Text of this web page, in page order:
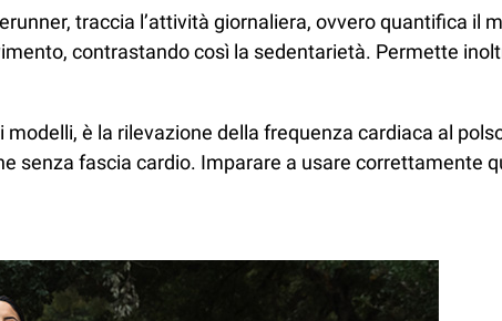
traccia l’attività giornaliera, ovvero quantifica
contrastando così la sedentarietà. Permette
è la rilevazione della frequenza cardiaca al
senza fascia cardio. Imparare a usare correttamente